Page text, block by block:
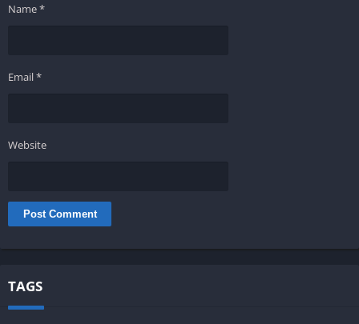
Name*
Email*
Website
TAGS